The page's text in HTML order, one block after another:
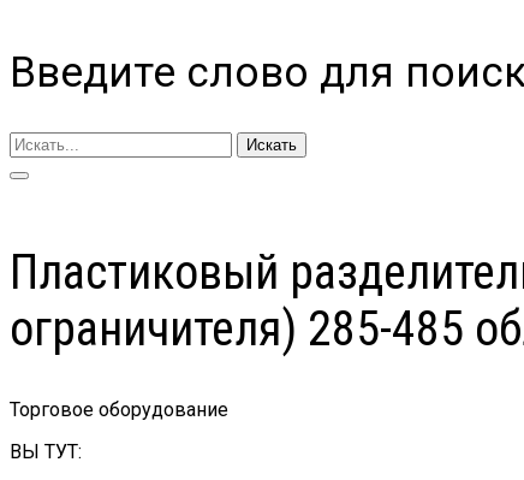
Введите слово для
Искать
Пластиковый
ограничителя) 285-485
Торговое оборудование
ВЫ ТУТ: